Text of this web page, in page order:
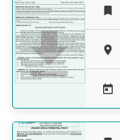



